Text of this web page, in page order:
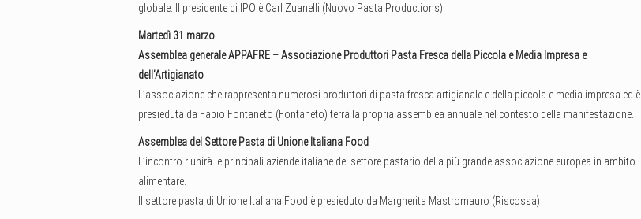
globale. Il presidente di IPO è Carl Zuanelli (Nuovo Pasta Productions).
Martedì 31 marzo
Assemblea generale APPAFRE – Associazione Produttori Pasta Fresca della Piccola e Media Impresa e
dell’Artigianato
L’associazione che rappresenta numerosi produttori di pasta fresca artigianale e della piccola e media impresa ed è
presieduta da Fabio Fontaneto (Fontaneto) terrà la propria assemblea annuale nel contesto della manifestazione.
Assemblea del Settore Pasta di Unione Italiana Food
L’incontro riunirà le principali aziende italiane del settore pastario della più grande associazione europea in ambito
alimentare.
Il settore pasta di Unione Italiana Food è presieduto da Margherita Mastromauro (Riscossa)